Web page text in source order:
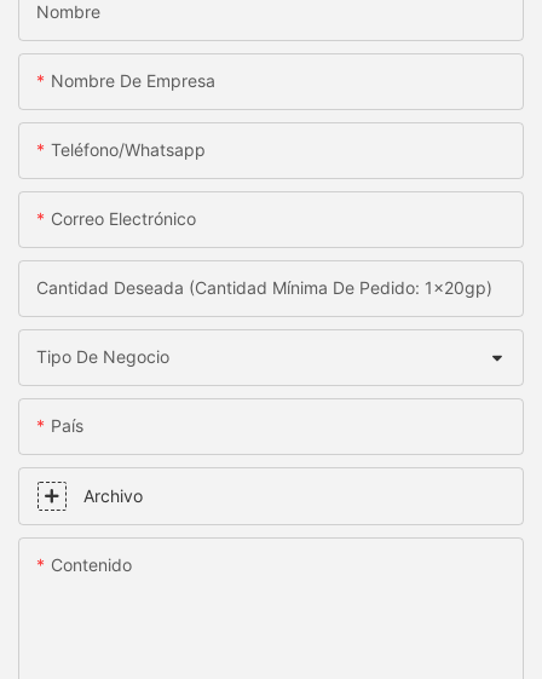
Nombre
Nombre De Empresa
Teléfono/whatsapp
Correo Electrónico
Cantidad Deseada (Cantidad Mínima De Pedido: 1x20gp)
Tipo De Negocio
País
Archivo
Contenido